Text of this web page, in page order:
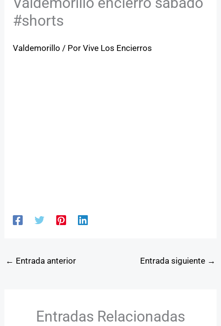
#shorts
Valdemorillo / PorVive Los Encierros
← Entrada anterior Entrada siguiente →
Entradas Relacionadas